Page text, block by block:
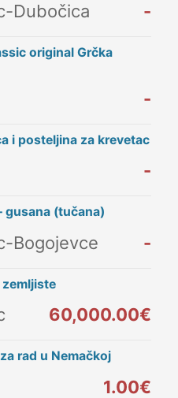
Dubočica -
original Grčka
-
i posteljina za krevetac
-
gusana (tučana)
Bogojevce -
zemljiste
60,000.00€
rad u Nemačkoj
1.00€